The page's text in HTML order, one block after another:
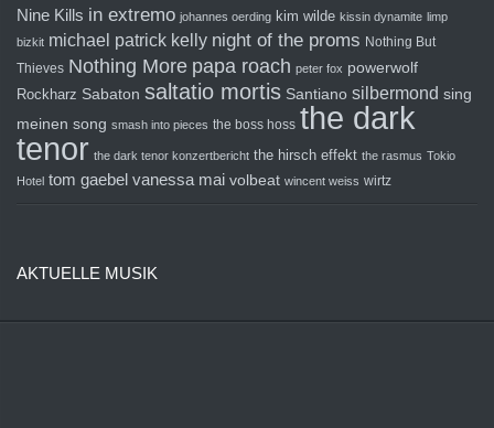
Nine Kills in extremo johannes oerding kim wilde kissin dynamite limp
bizkit michael patrick kelly night of the proms Nothing But
Thieves Nothing More papa roach peter fox powerwolf
Rockharz Sabaton saltatio mortis Santiano silbermond sing
meinen song smash into pieces the boss hoss the dark
tenor the dark tenor konzertbericht the hirsch effekt the rasmus Tokio
Hotel tom gaebel vanessa mai volbeat wincent weiss wirtz
AKTUELLE MUSIK